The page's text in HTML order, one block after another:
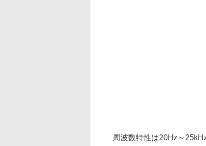
周波数特性は20Hz～